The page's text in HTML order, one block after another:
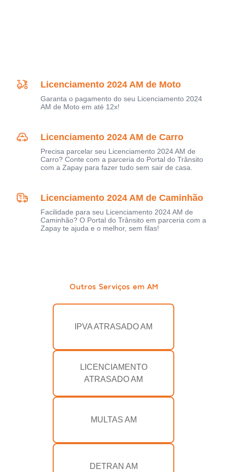
Licenciamento 2024 AM de Moto
Garanta o pagamento do seu Licenciamento 2024
AM de Moto em até 12x!
Licenciamento 2024 AM de Carro
Precisa parcelar seu Licenciamento 2024 AM de
Carro? Conte com a parceria do Portal do Trânsito
com a Zapay para fazer tudo sem sair de casa.
Licenciamento 2024 AM de Caminhão
Facilidade para seu Licenciamento 2024 AM de
Caminhão? O Portal do Trânsito em parceria com a
Zapay te ajuda e o melhor, sem filas!
Outros Serviços em AM
IPVA ATRASADO AM
LICENCIAMENTO
ATRASADO AM
MULTAS AM
DETRAN AM